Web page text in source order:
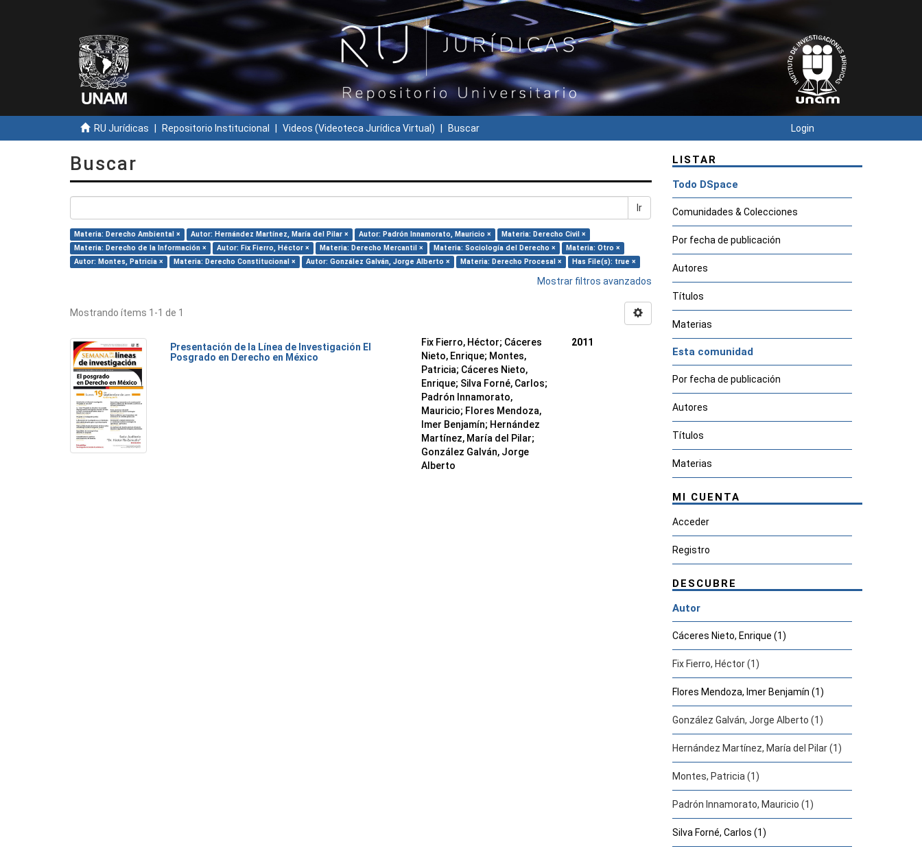
RU Jurídicas Repositorio Institucional Videos (Videoteca Jurídica Virtual) Buscar Login
Buscar
Ir
Materia: Derecho Ambiental × Autor: Hernández Martínez, María del Pilar × Autor: Padrón Innamorato, Mauricio ×
Materia: Derecho Civil ×
Materia: Derecho de la Información ×
Autor: Fix Fierro, Héctor × Materia: Derecho Mercantil × Materia: Sociología del Derecho ×
Materia: Otro ×
Autor: Montes, Patricia ×
Materia: Derecho Constitucional × Autor: González Galván, Jorge Alberto × Materia: Derecho Procesal × Has File(s): true ×
Mostrar filtros avanzados
Mostrando ítems 1-1 de 1
Presentación de la Línea de Investigación El
Posgrado en Derecho en México
Fix Fierro, Héctor; Cáceres
Nieto, Enrique; Montes,
Patricia; Cáceres Nieto,
Enrique; Silva Forné, Carlos;
Padrón Innamorato,
Mauricio; Flores Mendoza,
Imer Benjamín; Hernández
Martínez, María del Pilar;
González Galván, Jorge
Alberto
2011
LISTAR
Todo DSpace
Comunidades & Colecciones
Por fecha de publicación
Autores
Títulos
Materias
Esta comunidad
Por fecha de publicación
Autores
Títulos
Materias
MI CUENTA
Acceder
Registro
DESCUBRE
Autor
Cáceres Nieto, Enrique (1)
Fix Fierro, Héctor (1)
Flores Mendoza, Imer Benjamín (1)
González Galván, Jorge Alberto (1)
Hernández Martínez, María del Pilar (1)
Montes, Patricia (1)
Padrón Innamorato, Mauricio (1)
Silva Forné, Carlos (1)